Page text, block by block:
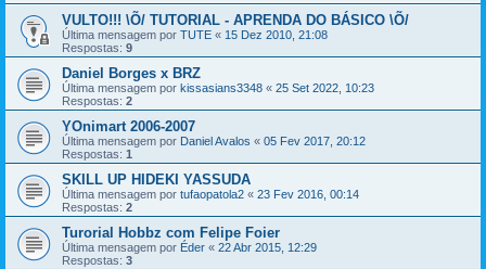
VULTO!!! \Õ/ TUTORIAL - APRENDA DO BÁSICO \Õ/
Última mensagem por TUTE « 15 Dez 2010, 21:08
Respostas: 9
Daniel Borges x BRZ
Última mensagem por kissasians3348 « 25 Set 2022, 10:23
Respostas: 2
YOnimart 2006-2007
Última mensagem por Daniel Avalos « 05 Fev 2017, 20:12
Respostas: 1
SKILL UP HIDEKI YASSUDA
Última mensagem por tufaopatola2 « 23 Fev 2016, 00:14
Respostas: 2
Turorial Hobbz com Felipe Foier
Última mensagem por Éder « 22 Abr 2015, 12:29
Respostas: 3